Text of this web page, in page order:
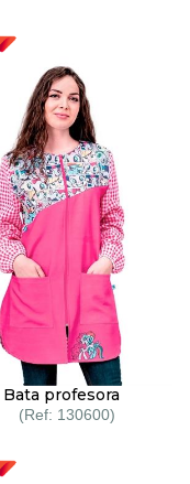
Bata profesora
130600